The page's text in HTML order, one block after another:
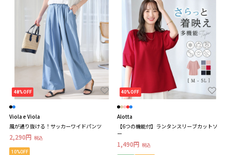
48%OFF
Viola e Viola
風が通り抜ける！サッカーワイドパンツ
2,290円 税込
10%OFF
40%OFF
Alotta
【6つの機能付】ランタンスリーブカットソ
ー
1,490円 税込